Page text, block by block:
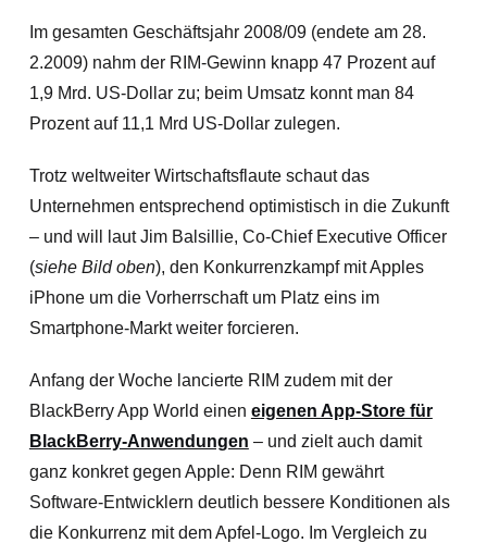
Im gesamten Geschäftsjahr 2008/09 (endete am 28.
2.2009) nahm der RIM-Gewinn knapp 47 Prozent auf
1,9 Mrd. US-Dollar zu; beim Umsatz konnt man 84
Prozent auf 11,1 Mrd US-Dollar zulegen.
Trotz weltweiter Wirtschaftsflaute schaut das
Unternehmen entsprechend optimistisch in die Zukunft
– und will laut Jim Balsillie, Co-Chief Executive Officer
(siehe Bild oben), den Konkurrenzkampf mit Apples
iPhone um die Vorherrschaft um Platz eins im
Smartphone-Markt weiter forcieren.
Anfang der Woche lancierte RIM zudem mit der
BlackBerry App World einen eigenen App-Store für
BlackBerry-Anwendungen – und zielt auch damit
ganz konkret gegen Apple: Denn RIM gewährt
Software-Entwicklern deutlich bessere Konditionen als
die Konkurrenz mit dem Apfel-Logo. Im Vergleich zu